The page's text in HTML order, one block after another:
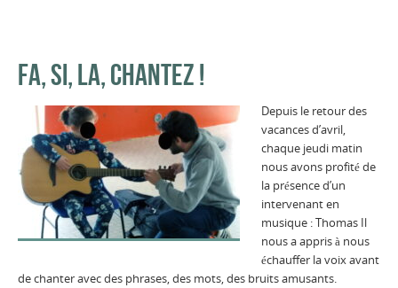
FA, SI, LA, CHANTEZ !
Depuis le retour des
vacances d’avril,
chaque jeudi matin
nous avons profité de
la présence d’un
intervenant en
musique : Thomas Il
nous a appris à nous
échauffer la voix avant
de chanter avec des phrases, des mots, des bruits amusants.